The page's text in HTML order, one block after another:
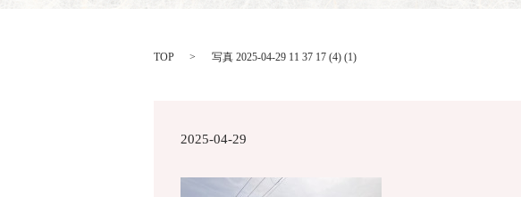
TOP 写真 2025-04-29 11 37 17 (4) (1)
2025-04-29